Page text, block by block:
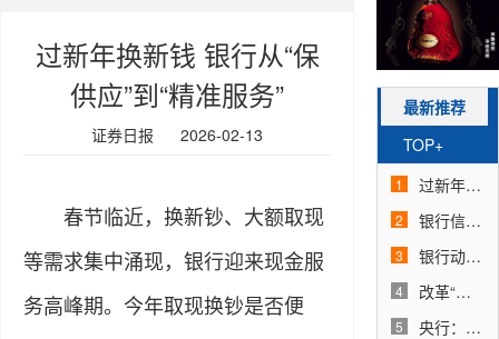
公司
过新年换新钱 银行从“保
供应”到“精准服务”
证券日报 2026-02-13
春节临近，换新钞、大额取现
等需求集中涌现，银行迎来现金服
务高峰期。今年取现换钞是否便
最新推荐
TOP+
1 过新年换新钱 银行从“保供应”到“精准服务”
2 银行信贷需进一步找准方向
3 银行动账短信收费模式开启：减扰还是增效
4 改革“工具箱”持续丰富 村镇银行整合进程料提速
5 央行：引导银行稳固信贷支持力度